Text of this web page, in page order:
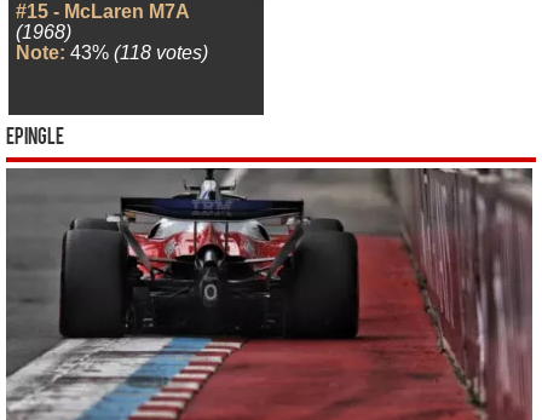
#15 - McLaren M7A
(1968)
Note: 43% (118 votes)
Epingle